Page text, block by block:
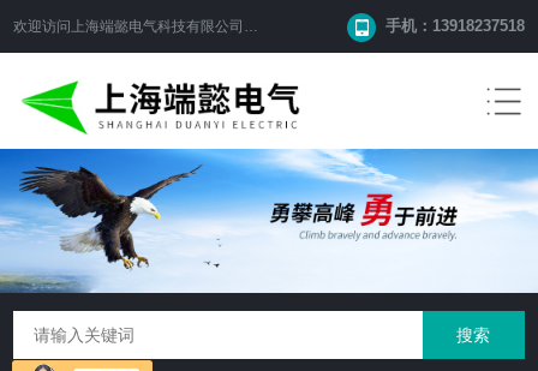
欢迎访问 上海端懿电气科技有限公司 网站！ 手机：13918237518